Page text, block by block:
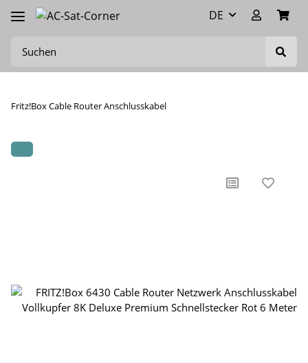
DE
Fritz!Box Cable Router Anschlusskabel